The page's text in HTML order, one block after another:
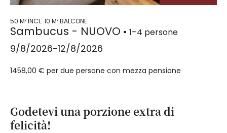
50 M² INCL. 10 M² BALCONE
Sambucus - NUOVO 1–4 persone
9/8/2026-12/8/2026
1458,00 € per due persone con mezza pensione
Godetevi una porzione extra di
felicità!